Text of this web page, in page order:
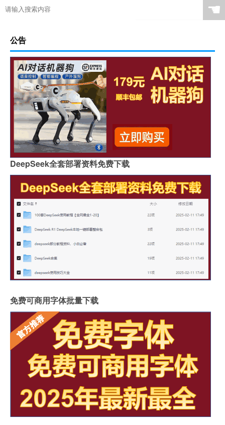
☚
公告
DeepSeek全套部署资料免费下载
免费可商用字体批量下载